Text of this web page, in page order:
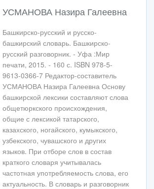
УСМАНОВА Назира Галеевна
Башкирско-русский и русско-
башкирский словарь. Башкирско-
русский разговорник. - Уфа :Мир
печати, 2015. - 160 с. ISBN 978-5-
9613-0366-7 Редактор-составитель
УСМАНОВА Назира Галеевна Основу
башкирской лексики составляют слова
общетюркского происхождения,
общие с лексикой татарского,
казахского, ногайского, кумыкского,
узбекского, чувашского и других
языков. При отборе слов в состав
краткого словаря учитывалась
частотная употребляемость слова, его
актуальность. В словарь и разговорник